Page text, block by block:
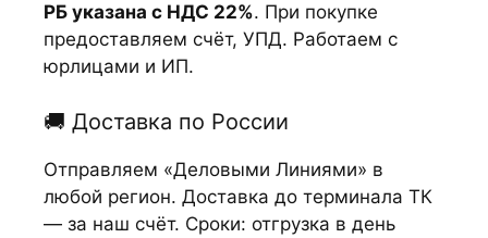
РБ указана с НДС 22%. При покупке
предоставляем счёт, УПД. Работаем с
юрлицами и ИП.
🚚 Доставка по России
Отправляем «Деловыми Линиями» в
любой регион. Доставка до терминала ТК
— за наш счёт. Сроки: отгрузка в день